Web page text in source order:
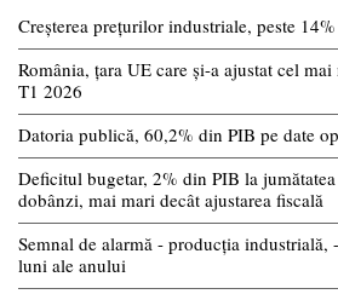
Creșterea prețurilor industriale, peste
România, țara UE care și-a ajustat cel
T1 2026
Datoria publică, 60,2% din PIB pe date
Deficitul bugetar, 2% din PIB la
dobânzi, mai mari decât ajustarea fiscală
Semnal de alarmă - producția
luni ale anului